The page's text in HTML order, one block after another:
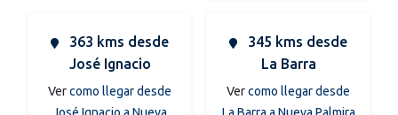
363 kms desde
José Ignacio
Vercomo llegar desde
345 kms desde
La Barra
Vercomo llegar desde